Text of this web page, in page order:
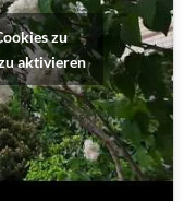
zu
aktivieren